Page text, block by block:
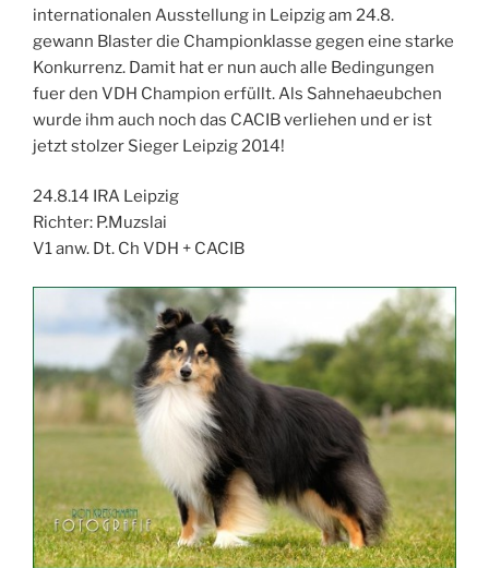
internationalen Ausstellung in Leipzig am 24.8.
gewann Blaster die Championklasse gegen eine starke
Konkurrenz. Damit hat er nun auch alle Bedingungen
fuer den VDH Champion erfüllt. Als Sahnehaeubchen
wurde ihm auch noch das CACIB verliehen und er ist
jetzt stolzer Sieger Leipzig 2014!
24.8.14 IRA Leipzig
Richter: P.Muzslai
V1 anw. Dt. Ch VDH + CACIB